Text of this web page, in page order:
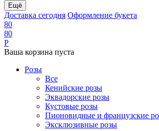
Ещё
Доставка сегодня Оформление букета
80
80
Р
Ваша корзина пуста
Розы
Все
Кенийские розы
Эквадорские розы
Кустовые розы
Пионовидные и французские
Эксклюзивные розы